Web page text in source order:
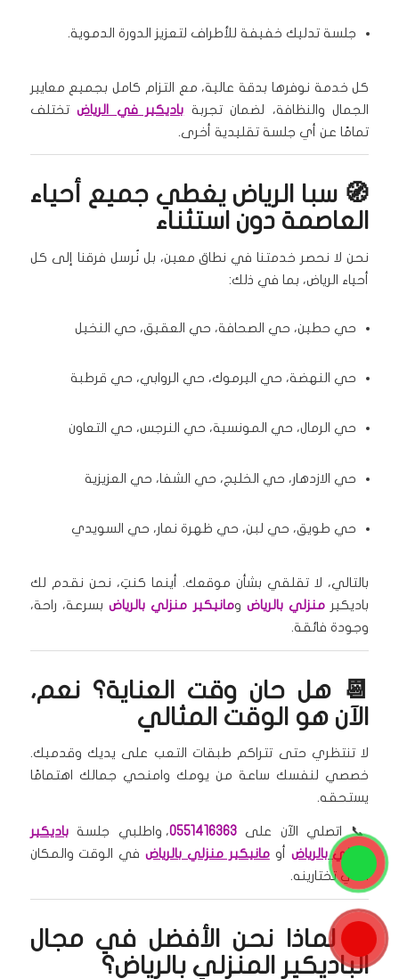
جلسة تدليك خفيفة للأطراف لتعزيز الدورة الدموية.
كل خدمة نوفرها بدقة عالية، مع التزام كامل بجميع معايير
الجمال والنظافة، لضمان تجربة باديكير في الرياضتختلف
تمامًا عن أي جلسة تقليدية أخرى.
🧭 سبا الرياض يغطي جميع أحياء
العاصمة دون استثناء
نحن لا نحصر خدمتنا في نطاق معين، بل نُرسل فرقنا إلى كل
أحياء الرياض، بما في ذلك:
حي حطين، حي الصحافة، حي العقيق، حي النخيل
حي النهضة، حي اليرموك، حي الروابي، حي قرطبة
حي الرمال، حي المونسية، حي النرجس، حي التعاون
حي الازدهار، حي الخليج، حي الشفا، حي العزيزية
حي طويق، حي لبن، حي ظهرة نمار، حي السويدي
بالتالي، لا تقلقي بشأن موقعك. أينما كنتِ، نحن نقدم لك
باديكير منزلي بالرياض ومانيكير منزلي بالرياضبسرعة، راحة،
وجودة فائقة.
📆 هل حان وقت العناية؟ نعم،
الآن هو الوقت المثالي
لا تنتظري حتى تتراكم طبقات التعب على يديك وقدميك.
خصصي لنفسك ساعة من يومك وامنحي جمالك اهتمامًا
يستحقه.
📞 اتصلي الآن على0551416363، واطلبي جلسةباديكير
منزلي بالرياض أومانيكير منزلي بالرياضفي الوقت والمكان
الذي تختارينه.
✅ لماذا نحن الأفضل في مجال
الباديكير المنزلي بالرياض؟